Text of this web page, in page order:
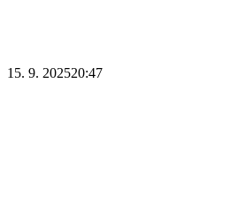
15. 9. 202520:47